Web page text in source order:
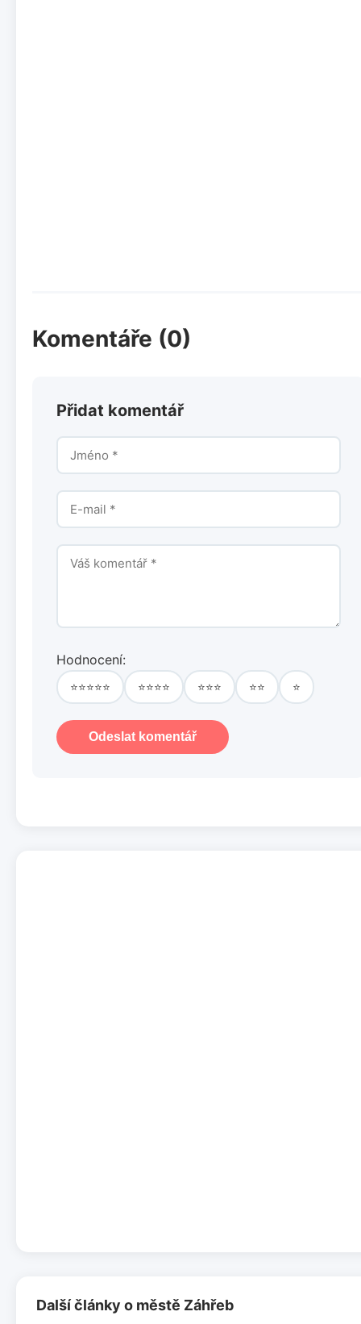
Komentáře (0)
Přidat komentář
Hodnocení:
⭐⭐⭐⭐⭐ ⭐⭐⭐⭐ ⭐⭐⭐ ⭐⭐ ⭐
Odeslat komentář
Další články o městě Záhřeb